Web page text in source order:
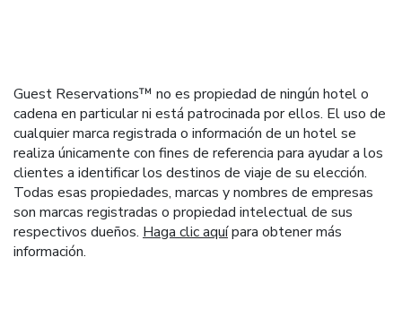
Guest Reservations™ no es propiedad de ningún hotel o
cadena en particular ni está patrocinada por ellos. El uso de
cualquier marca registrada o información de un hotel se
realiza únicamente con fines de referencia para ayudar a los
clientes a identificar los destinos de viaje de su elección.
Todas esas propiedades, marcas y nombres de empresas
son marcas registradas o propiedad intelectual de sus
respectivos dueños. Haga clic aquípara obtener más
información.